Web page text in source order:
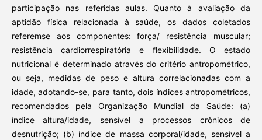
participação nas referidas aulas. Quanto à avaliação da
aptidão física relacionada à saúde, os dados coletados
referemse aos componentes: força/ resistência muscular;
resistência cardiorrespiratória e flexibilidade. O estado
nutricional é determinado através do critério antropométrico,
ou seja, medidas de peso e altura correlacionadas com a
idade, adotando-se, para tanto, dois índices antropométricos,
recomendados pela Organização Mundial da Saúde: (a)
índice altura/idade, sensível a processos crônicos de
desnutrição; (b) índice de massa corporal/idade, sensível a